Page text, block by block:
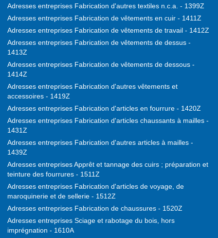
Adresses entreprises Fabrication d'autres textiles n.c.a. - 1399Z
Adresses entreprises Fabrication de vêtements en cuir - 1411Z
Adresses entreprises Fabrication de vêtements de travail - 1412Z
Adresses entreprises Fabrication de vêtements de dessus -
1413Z
Adresses entreprises Fabrication de vêtements de dessous -
1414Z
Adresses entreprises Fabrication d'autres vêtements et
accessoires - 1419Z
Adresses entreprises Fabrication d'articles en fourrure - 1420Z
Adresses entreprises Fabrication d'articles chaussants à mailles -
1431Z
Adresses entreprises Fabrication d'autres articles à mailles -
1439Z
Adresses entreprises Apprêt et tannage des cuirs ; préparation et
teinture des fourrures - 1511Z
Adresses entreprises Fabrication d'articles de voyage, de
maroquinerie et de sellerie - 1512Z
Adresses entreprises Fabrication de chaussures - 1520Z
Adresses entreprises Sciage et rabotage du bois, hors
imprégnation - 1610A